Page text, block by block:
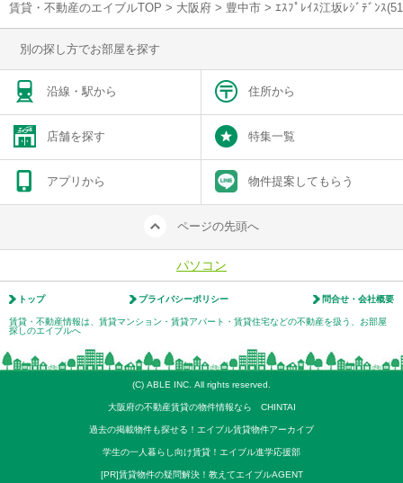
賃貸・不動産のエイブルTOP > 大阪府 > 豊中市 > ｴｽﾌﾟﾚｲｽ江坂ﾚｼﾞﾃﾞﾝｽ
別の探し方でお部屋を探す
沿線・駅から 住所から
店舗を探す 特集一覧
アプリから 物件提案してもらう
ページの先頭へ
パソコン
トップ プライバシーポリシー 問合せ・会社概要
賃貸・不動産情報は、賃貸マンション・賃貸アパート・賃貸住宅などの不動産を扱う、お部屋
探しのエイブルへ
(C) ABLE INC. All rights reserved.
大阪府の不動産賃貸の物件情報なら CHINTAI
過去の掲載物件も探せる！エイブル賃貸物件アーカイブ
学生の一人暮らし向け賃貸！エイブル進学応援部
[PR]賃貸物件の疑問解決！教えてエイブルAGENT